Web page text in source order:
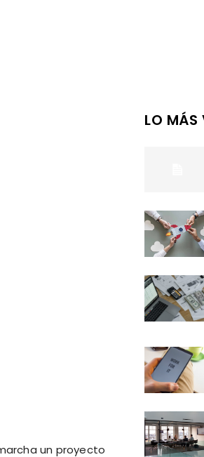
un proyecto
LO MÁS